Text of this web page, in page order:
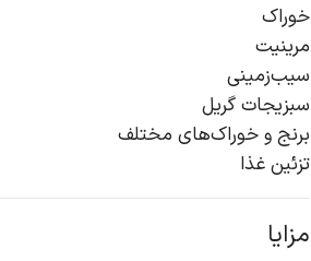
خوراک
مرینیت
سیب‌زمینی
سبزیجات گریل
برنج و خوراک‌های مختلف
تزئین غذا
مزایا